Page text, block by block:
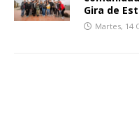
Gira de
Martes, 14